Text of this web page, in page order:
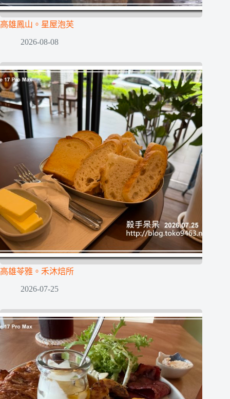
高雄鳳山。星屋泡芙
2026-08-08
高雄苓雅。禾沐焙所
2026-07-25